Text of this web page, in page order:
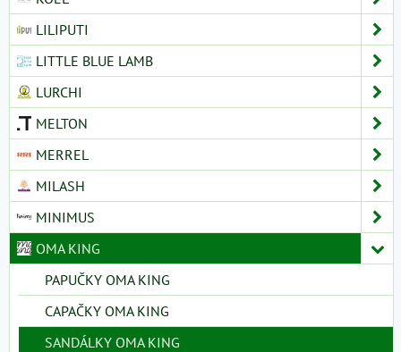
LILIPUTI
LITTLE BLUE LAMB
LURCHI
MELTON
MERREL
MILASH
MINIMUS
OMA KING
PAPUČKY OMA KING
CAPAČKY OMA KING
SANDÁLKY OMA KING